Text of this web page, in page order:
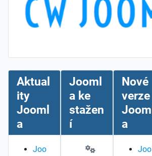
Aktual
ity
Jooml
a
Joo
Jooml
a ke
stažen
í
Nové
verze
Jooml
a
Joo